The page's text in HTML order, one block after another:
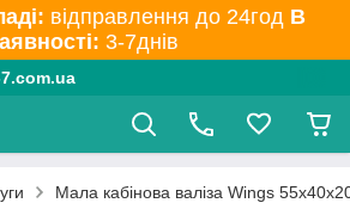
відправлення до 24год В
3-7днів
7.com.ua
Мала кабінова валіза Wings